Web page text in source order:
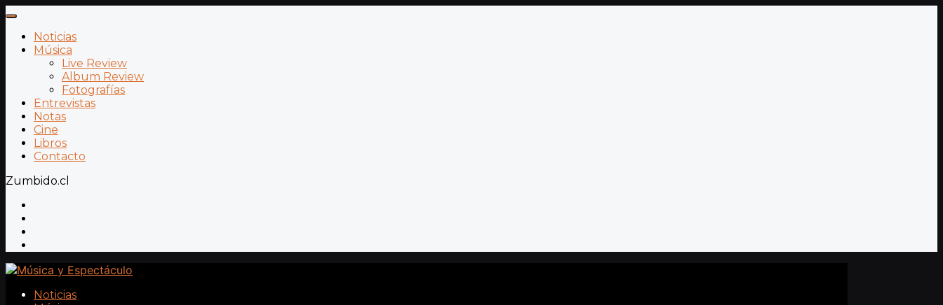
Noticias
Música
Live Review
Album Review
Fotografías
Entrevistas
Notas
Cine
Libros
Contacto
Zumbido.cl
Noticias